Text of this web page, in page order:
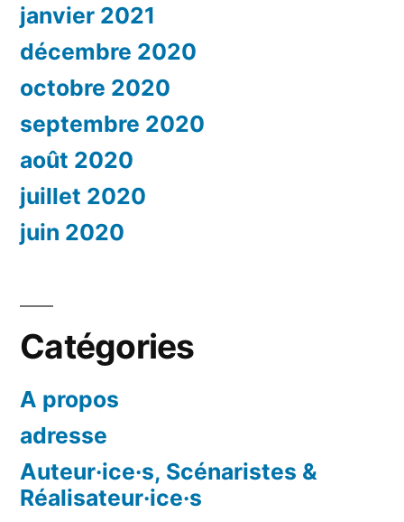
janvier 2021
décembre 2020
octobre 2020
septembre 2020
août 2020
juillet 2020
juin 2020
Catégories
A propos
adresse
Auteur·ice·s, Scénaristes &
Réalisateur·ice·s